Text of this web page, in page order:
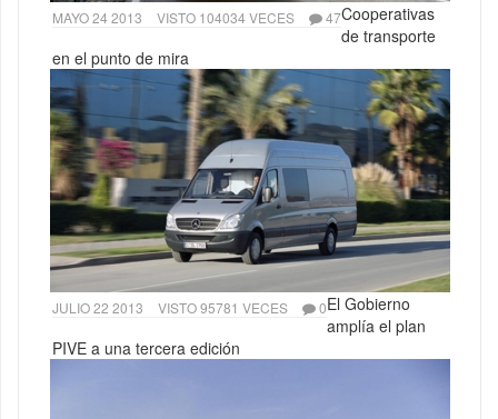
MAYO 24 2013 VISTO 104034 VECES 47Cooperativas
de transporte
en el punto de mira
JULIO 22 2013 VISTO 95781 VECES 0El Gobierno
amplía el plan
PIVE a una tercera edición